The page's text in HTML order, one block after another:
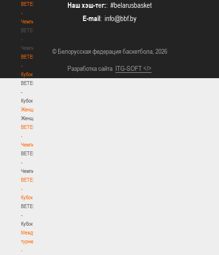
BETERA
-
Чемпионат
BETERA
-
Чемпионат
BETERA
-
Кубок
BETERA
-
Кубок
Женщины
Женщины
BETERA
-
Чемпионат
BETERA
-
Чемпионат
BETERA
-
Кубок
BETERA
-
Кубок
Международный
турнир
-
Наш хэш-тег:: #belarusbasket
E-mail:
© Белорусская федерация баскетбола, 2026
Разработка сайта ITG-SOFT </>